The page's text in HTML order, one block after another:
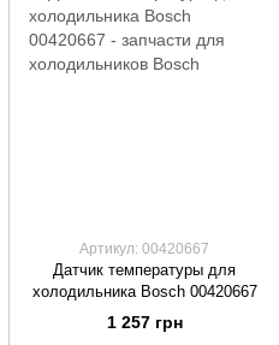
Артикул: 00420667
Датчик температуры для
холодильника Bosch 00420667
1 257 грн